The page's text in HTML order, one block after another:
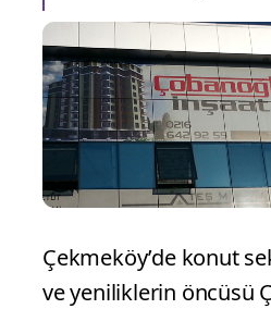
Çekmeköy’de konut
ve yeniliklerin öncüsü